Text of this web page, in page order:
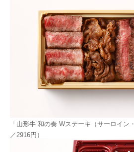
「山形牛 和の奏 Wステーキ（サーロイン
／2916円）